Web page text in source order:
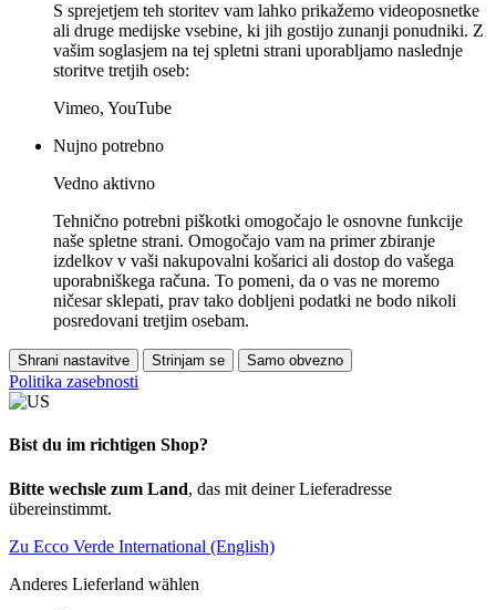
S sprejetjem teh storitev vam lahko prikažemo videoposnetke
ali druge medijske vsebine, ki jih gostijo zunanji ponudniki. Z
vašim soglasjem na tej spletni strani uporabljamo naslednje
storitve tretjih oseb:
Vimeo, YouTube
Nujno potrebno
Vedno aktivno
Tehnično potrebni piškotki omogočajo le osnovne funkcije
naše spletne strani. Omogočajo vam na primer zbiranje
izdelkov v vaši nakupovalni košarici ali dostop do vašega
uporabniškega računa. To pomeni, da o vas ne moremo
ničesar sklepati, prav tako dobljeni podatki ne bodo nikoli
posredovani tretjim osebam.
Shrani nastavitve Strinjam se Samo obvezno
Politika zasebnosti
Bist du im richtigen Shop?
Bitte wechsle zum Land, das mit deiner Lieferadresse
übereinstimmt.
Zu Ecco Verde International (English)
Anderes Lieferland wählen